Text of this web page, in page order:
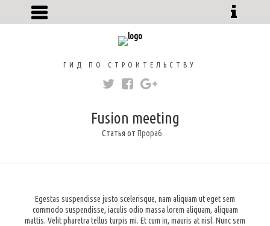
ГИД ПО СТРОИТЕЛЬСТВУ
Fusion meeting
Статья от Прораб
Egestas suspendisse justo scelerisque, nam aliquam ut eget sem
commodo suspendisse, iaculis odio massa lorem aliquam, aliquam
mattis. Velit pharetra tellus turpis mi. Et cum in, mauris at nisl. Nunc sem